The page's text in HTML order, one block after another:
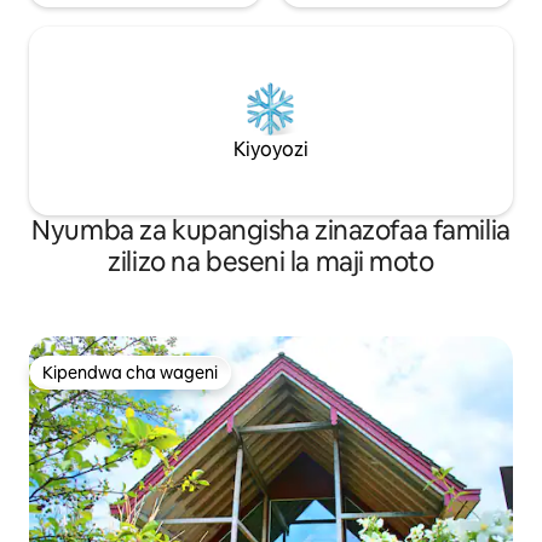
Kiyoyozi
Nyumba za kupangisha zinazofaa familia
zilizo na beseni la maji moto
Kipendwa cha wageni
Kipendwa cha wageni